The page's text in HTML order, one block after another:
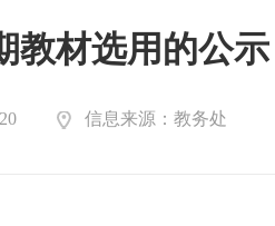
教材选用的公示
信息来源：教务处